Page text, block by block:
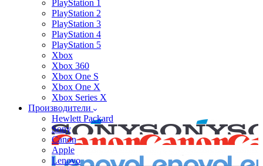
PlayStation 1
PlayStation 2
PlayStation 3
PlayStation 4
PlayStation 5
Xbox
Xbox 360
Xbox One S
Xbox One X
Xbox Series X
Производители
Hewlett Packard
Sony
Canon
Apple
Lenovo